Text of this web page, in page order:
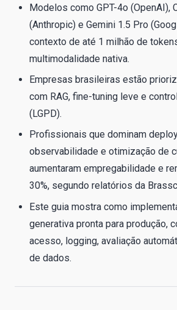
Modelos como GPT-4o (OpenAI),
(Anthropic) e Gemini 1.5 Pro
contexto de até 1 milhão de
multimodalidade nativa.
Empresas brasileiras estão
com RAG, fine-tuning leve e
(LGPD).
Profissionais que dominam
observabilidade e otimização de
aumentaram empregabilidade e
30%, segundo relatórios da
Este guia mostra como
generativa pronta para produção,
acesso, logging, avaliação
de dados.